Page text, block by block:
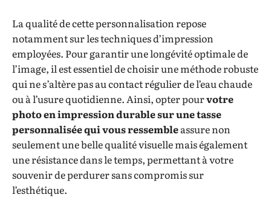
La qualité de cette personnalisation repose
notamment sur les techniques d’impression
employées. Pour garantir une longévité optimale de
l’image, il est essentiel de choisir une méthode robuste
qui ne s’altère pas au contact régulier de l’eau chaude
ou à l’usure quotidienne. Ainsi, opter pourvotre
photo en impression durable sur une tasse
personnalisée qui vous ressembleassure non
seulement une belle qualité visuelle mais également
une résistance dans le temps, permettant à votre
souvenir de perdurer sans compromis sur
l’esthétique.